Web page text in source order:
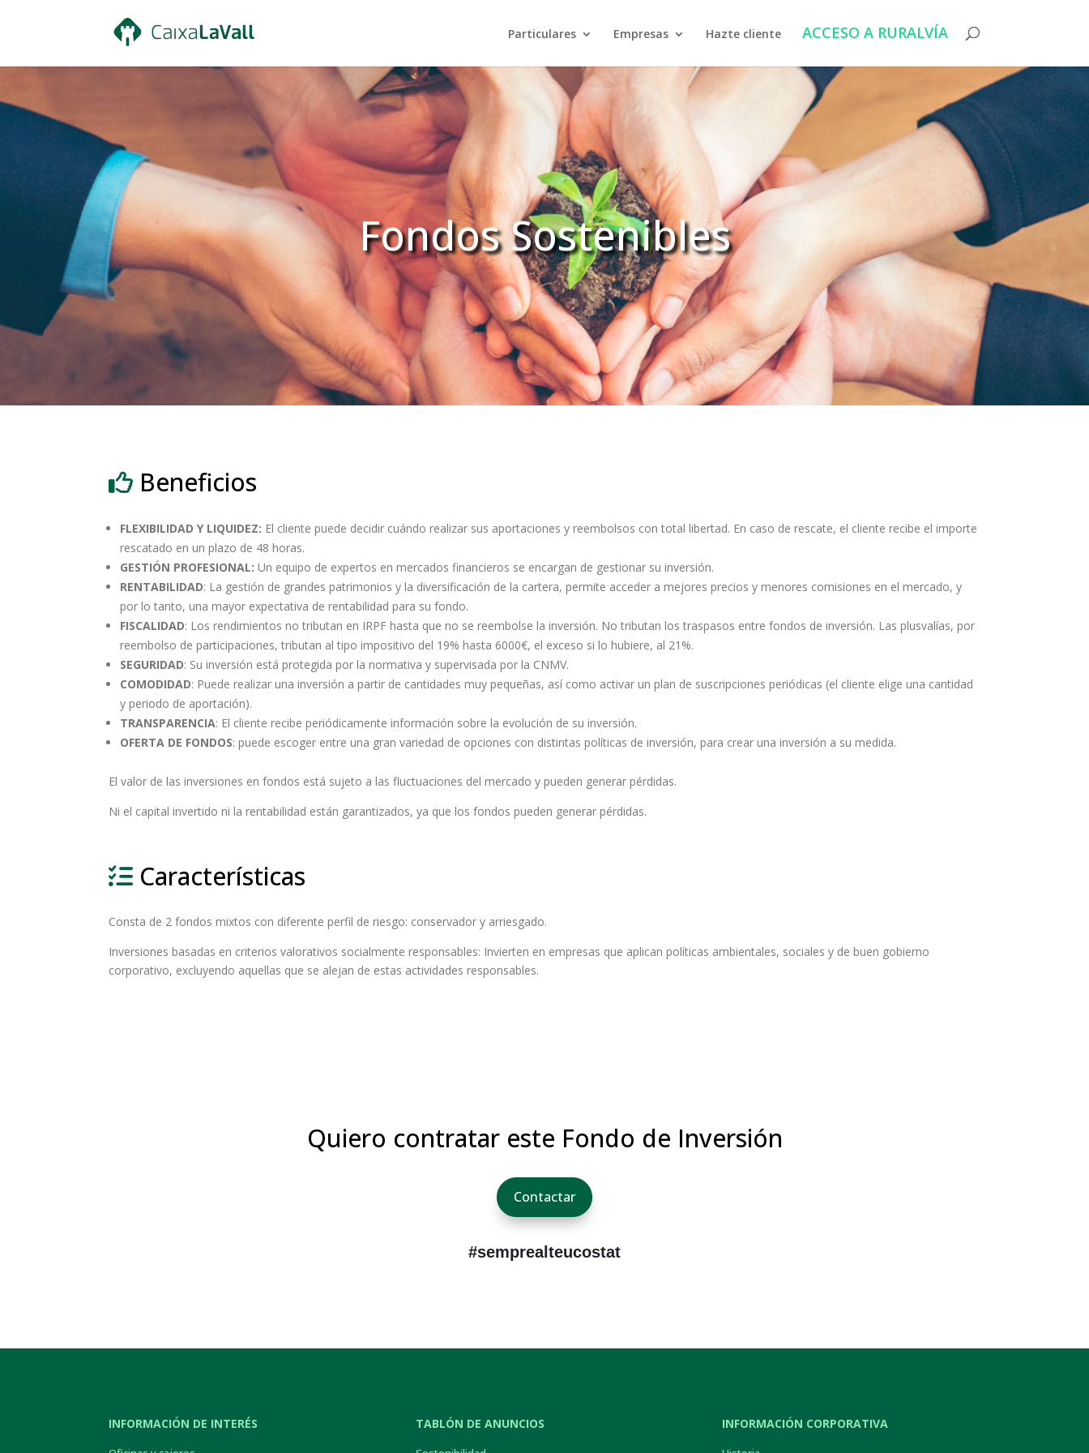
Particulares Empresas Hazte cliente ACCESO A RURALVÍA
Fondos Sostenibles
Beneficios
FLEXIBILIDAD Y LIQUIDEZ: El cliente puede decidir cuándo realizar sus aportaciones y reembolsos con total libertad. En caso de rescate, el cliente recibe el importe
rescatado en un plazo de 48 horas.
GESTIÓN PROFESIONAL: Un equipo de expertos en mercados financieros se encargan de gestionar su inversión.
RENTABILIDAD: La gestión de grandes patrimonios y la diversificación de la cartera, permite acceder a mejores precios y menores comisiones en el mercado, y
por lo tanto, una mayor expectativa de rentabilidad para su fondo.
FISCALIDAD: Los rendimientos no tributan en IRPF hasta que no se reembolse la inversión. No tributan los traspasos entre fondos de inversión. Las plusvalías, por
reembolso de participaciones, tributan al tipo impositivo del 19% hasta 6000€, el exceso si lo hubiere, al 21%.
SEGURIDAD: Su inversión está protegida por la normativa y supervisada por la CNMV.
COMODIDAD: Puede realizar una inversión a partir de cantidades muy pequeñas, así como activar un plan de suscripciones periódicas (el cliente elige una cantidad
y periodo de aportación).
TRANSPARENCIA: El cliente recibe periódicamente información sobre la evolución de su inversión.
OFERTA DE FONDOS: puede escoger entre una gran variedad de opciones con distintas políticas de inversión, para crear una inversión a su medida.
El valor de las inversiones en fondos está sujeto a las fluctuaciones del mercado y pueden generar pérdidas.
Ni el capital invertido ni la rentabilidad están garantizados, ya que los fondos pueden generar pérdidas.
Características
Consta de 2 fondos mixtos con diferente perfil de riesgo: conservador y arriesgado.
Inversiones basadas en criterios valorativos socialmente responsables: Invierten en empresas que aplican políticas ambientales, sociales y de buen gobierno
corporativo, excluyendo aquellas que se alejan de estas actividades responsables.
Quiero contratar este Fondo de Inversión
Contactar
#semprealteucostat
INFORMACIÓN DE INTERÉS TABLÓN DE ANUNCIOS INFORMACIÓN CORPORATIVA